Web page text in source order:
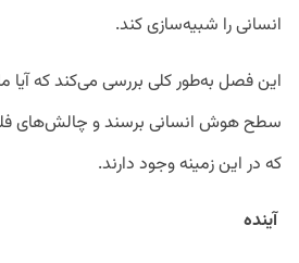
انسانی را شبیه‌سازی کند.
این فصل به‌طور کلی بررسی می‌کند که آیا
سطح هوش انسانی برسند و چالش‌های
که در این زمینه وجود دارند.
آینده